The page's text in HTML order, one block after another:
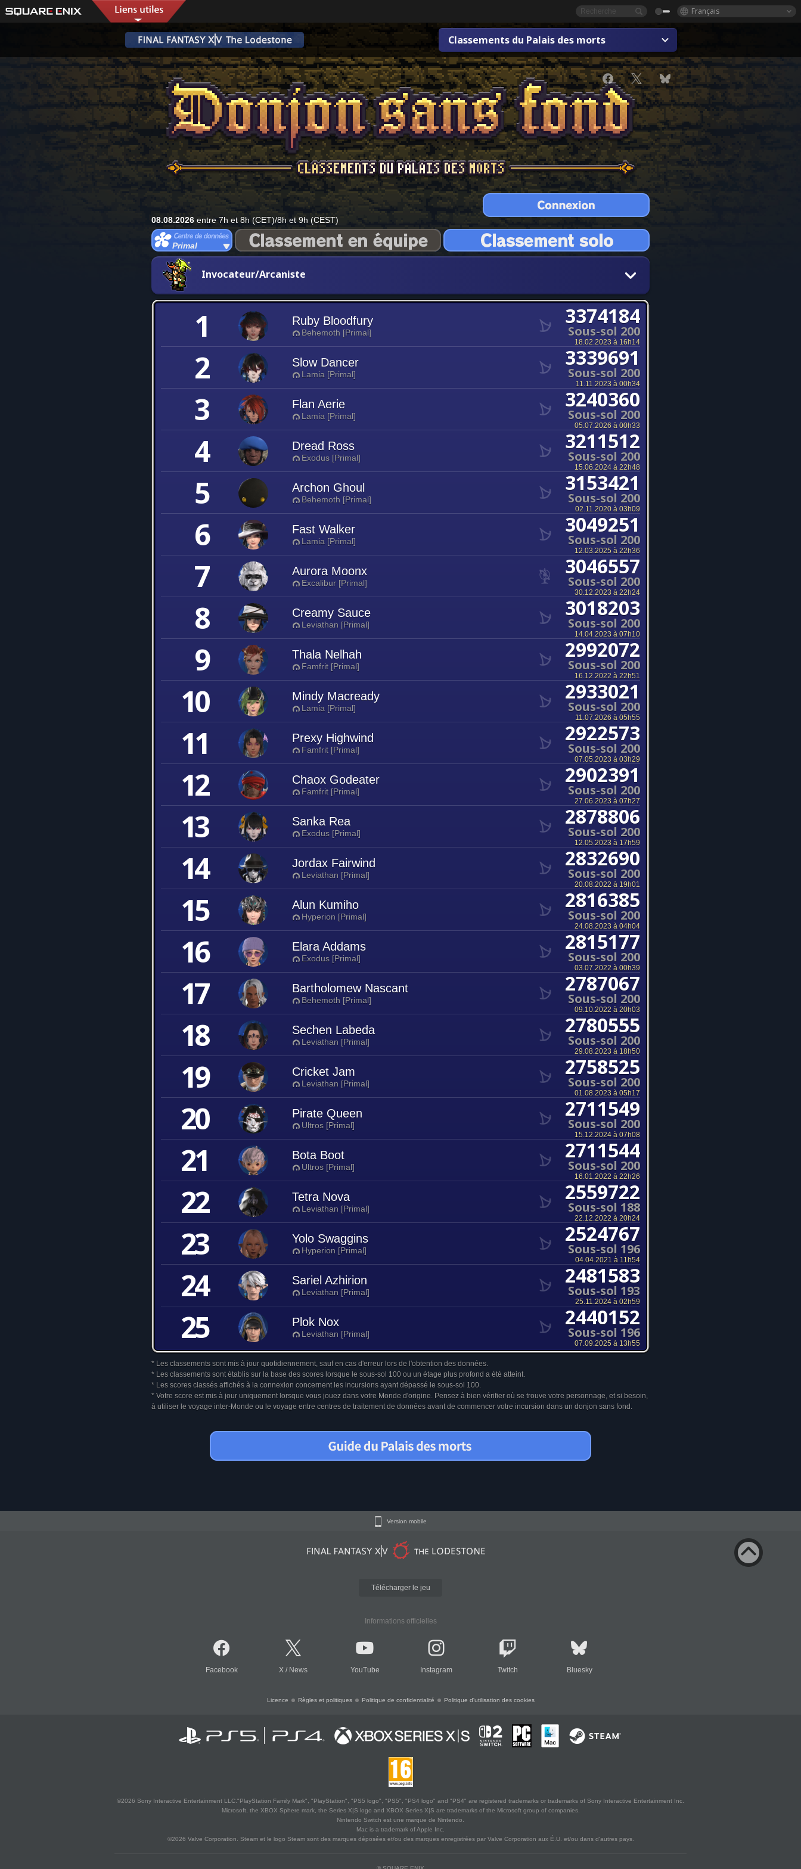
Français
Classements du Palais des morts
08.08.2026 entre 7h et 8h (CET)/8h et 9h (CEST)
Primal
Invocateur/Arcaniste
1 Ruby Bloodfury
Behemoth [Primal]
3374184
Sous-sol 200
18.02.2023 à 16h14
2 Slow Dancer
Lamia [Primal]
3339691
Sous-sol 200
11.11.2023 à 00h34
3 Flan Aerie
Lamia [Primal]
3240360
Sous-sol 200
05.07.2026 à 00h33
4 Dread Ross
Exodus [Primal]
3211512
Sous-sol 200
15.06.2024 à 22h48
5 Archon Ghoul
Behemoth [Primal]
3153421
Sous-sol 200
02.11.2020 à 03h09
6 Fast Walker
Lamia [Primal]
3049251
Sous-sol 200
12.03.2025 à 22h36
7 Aurora Moonx
Excalibur [Primal]
3046557
Sous-sol 200
30.12.2023 à 22h24
8 Creamy Sauce
Leviathan [Primal]
3018203
Sous-sol 200
14.04.2023 à 07h10
9 Thala Nelhah
Famfrit [Primal]
2992072
Sous-sol 200
16.12.2022 à 22h51
10 Mindy Macready
Lamia [Primal]
2933021
Sous-sol 200
11.07.2026 à 05h55
11 Prexy Highwind
Famfrit [Primal]
2922573
Sous-sol 200
07.05.2023 à 03h29
12 Chaox Godeater
Famfrit [Primal]
2902391
Sous-sol 200
27.06.2023 à 07h27
13 Sanka Rea
Exodus [Primal]
2878806
Sous-sol 200
12.05.2023 à 17h59
14 Jordax Fairwind
Leviathan [Primal]
2832690
Sous-sol 200
20.08.2022 à 19h01
15 Alun Kumiho
Hyperion [Primal]
2816385
Sous-sol 200
24.08.2023 à 04h04
16 Elara Addams
Exodus [Primal]
2815177
Sous-sol 200
03.07.2022 à 00h39
17 Bartholomew Nascant
Behemoth [Primal]
2787067
Sous-sol 200
09.10.2022 à 20h03
18 Sechen Labeda
Leviathan [Primal]
2780555
Sous-sol 200
29.08.2023 à 18h50
19 Cricket Jam
Leviathan [Primal]
2758525
Sous-sol 200
01.08.2023 à 05h17
20 Pirate Queen
Ultros [Primal]
2711549
Sous-sol 200
15.12.2024 à 07h08
21 Bota Boot
Ultros [Primal]
2711544
Sous-sol 200
16.01.2022 à 22h26
22 Tetra Nova
Leviathan [Primal]
2559722
Sous-sol 188
22.12.2022 à 20h24
23 Yolo Swaggins
Hyperion [Primal]
2524767
Sous-sol 196
04.04.2021 à 11h54
24 Sariel Azhirion
Leviathan [Primal]
2481583
Sous-sol 193
25.11.2024 à 02h59
25 Plok Nox
Leviathan [Primal]
2440152
Sous-sol 196
07.09.2025 à 13h55
* Les classements sont mis à jour quotidiennement, sauf en cas d'erreur lors de l'obtention des données.
* Les classements sont établis sur la base des scores lorsque le sous-sol 100 ou un étage plus profond a été atteint.
* Les scores classés affichés à la connexion concernent les incursions ayant dépassé le sous-sol 100.
* Votre score est mis à jour uniquement lorsque vous jouez dans votre Monde d'origine. Pensez à bien vérifier où se trouve votre personnage, et si besoin,
à utiliser le voyage inter-Monde ou le voyage entre centres de traitement de données avant de commencer votre incursion dans un donjon sans fond.
Version mobile
Télécharger le jeu
Informations officielles
Facebook X / News YouTube Instagram Twitch Bluesky
Licence Règles et politiques Politique de confidentialité Politique d'utilisation des cookies
©2026 Sony Interactive Entertainment LLC."PlayStation Family Mark", "PlayStation", "PS5 logo", "PS5", "PS4 logo" and "PS4" are registered trademarks or trademarks of Sony Interactive Entertainment Inc.
Microsoft, the XBOX Sphere mark, the Series X|S logo and XBOX Series X|S are trademarks of the Microsoft group of companies.
Nintendo Switch est une marque de Nintendo.
Mac is a trademark of Apple Inc.
©2026 Valve Corporation. Steam et le logo Steam sont des marques déposées et/ou des marques enregistrées par Valve Corporation aux É.U. et/ou dans d'autres pays.